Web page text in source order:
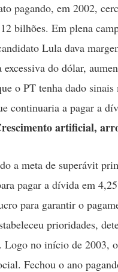
pagando, em 2002,
bilhões. Em plena
Lula dava
do dólar,
o PT tenha dado sinais
continuaria a pagar a
artificial,
a meta de superávit
pagar a dívida em
para garantir o
prioridades,
Logo no início de 2003,
Fechou o ano